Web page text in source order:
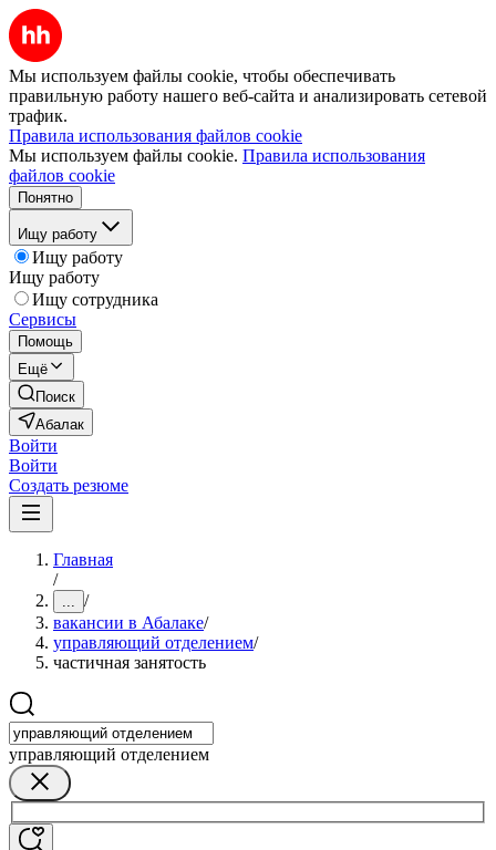
Мы используем файлы cookie, чтобы обеспечивать
правильную работу нашего веб-сайта и анализировать сетевой
трафик.
Правила использования файлов cookie
Мы используем файлы cookie. Правила использования
файлов cookie
Понятно
Ищу работу
Ищу работу
Ищу работу
Ищу сотрудника
Сервисы
Помощь
Ещё
Поиск
Абалак
Войти
Войти
Создать резюме
Главная
/
... /
вакансии в Абалаке/
управляющий отделением/
частичная занятость
управляющий отделением